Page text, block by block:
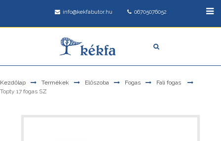
info@kekfabutor.hu 06705076052
Kezdőlap Termékek Előszoba Fogas
Fali fogas
Topty 17 fogas SZ